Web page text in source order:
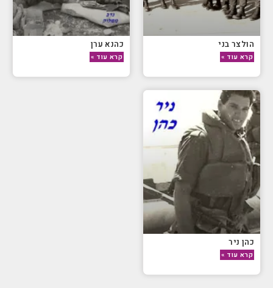
הולצר בני
קרא עוד »
כהנא ערן
קרא עוד »
כהן ניר
קרא עוד »